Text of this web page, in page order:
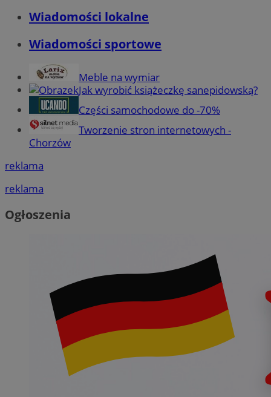
Wiadomości lokalne
Wiadomości sportowe
Meble na wymiar
Jak wyrobić książeczkę sanepidowską?
Części samochodowe do -70%
Tworzenie stron internetowych -
Chorzów
reklama
reklama
Ogłoszenia